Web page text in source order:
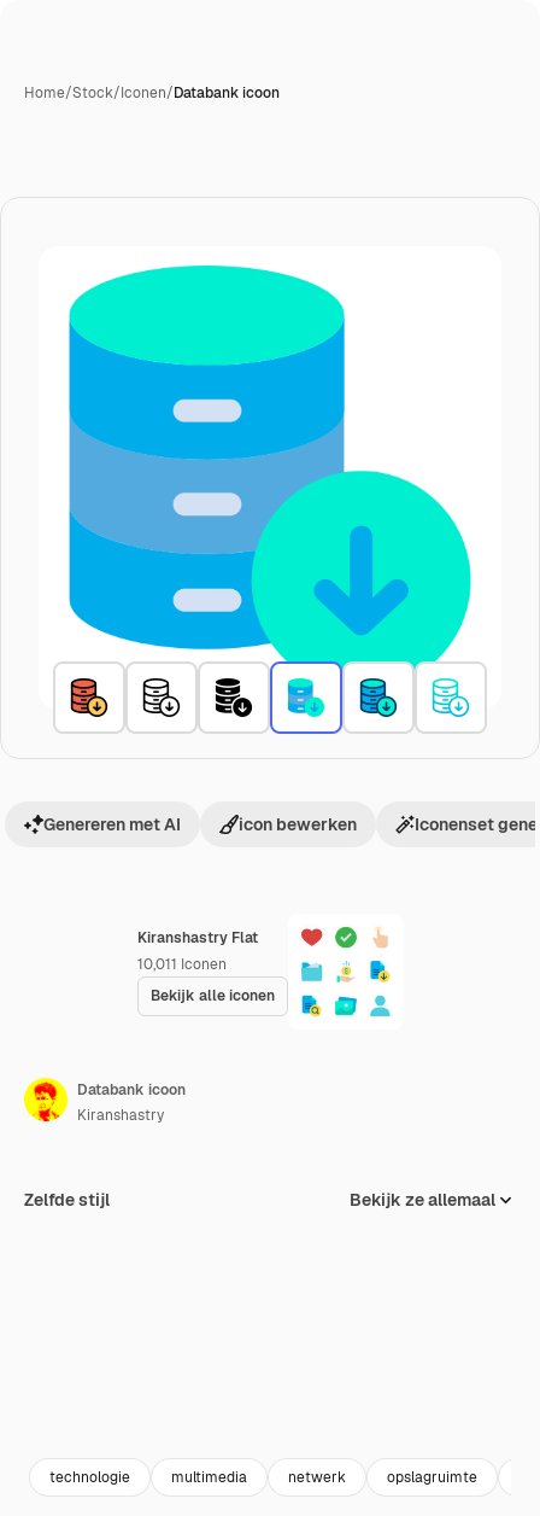
Home/Stock/Iconen/Databank icoon
Kiranshastry Flat
10,011 Iconen
Bekijk alle iconen
Genereren met AI icon bewerken Iconenset
Databank icoon
Kiranshastry
Zelfde stijl Bekijk ze allemaal
technologie multimedia netwerk opslagruimte